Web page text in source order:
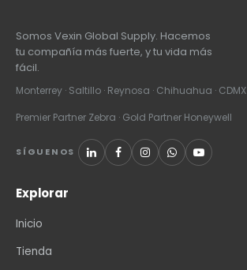
Somos Vexin Global Supply. Hacemos
tu compañía más fuerte, y tu vida más
fácil.
Monterrey · Saltillo · Reynosa · Chihuahua · CDMX
Premier Partner Zebra · Gold Partner Honeywell
SÍGUENOS
Explorar
Inicio
Tienda